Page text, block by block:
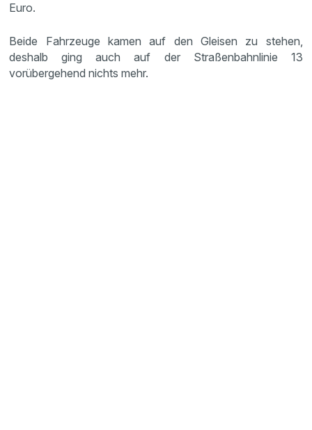
Euro.
Beide Fahrzeuge kamen auf den Gleisen zu stehen,
deshalb ging auch auf der Straßenbahnlinie 13
vorübergehend nichts mehr.